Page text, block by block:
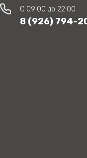
C 09:00 до 22:00
8 (926) 794-